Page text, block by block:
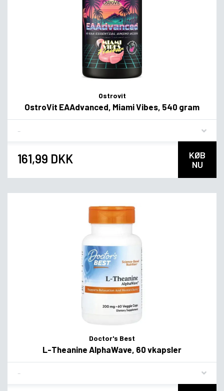
Ostrovit
OstroVit EAAdvanced, Miami Vibes, 540 gram
161,99 DKK
KØB
NU
Doctor's Best
L-Theanine AlphaWave, 60 vkapsler